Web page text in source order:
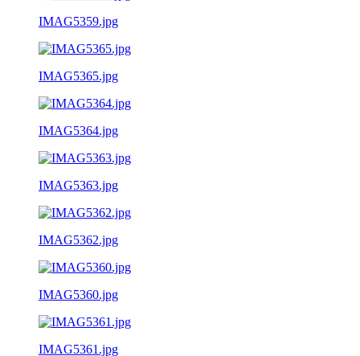
IMAG5359.jpg
IMAG5365.jpg
IMAG5364.jpg
IMAG5363.jpg
IMAG5362.jpg
IMAG5360.jpg
IMAG5361.jpg